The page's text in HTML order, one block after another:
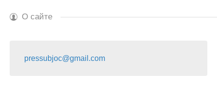
О сайте
pressubjoc@gmail.com